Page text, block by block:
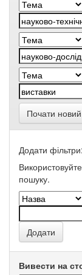
Почати
Додати фільтри:
пошуку.
Вивести на